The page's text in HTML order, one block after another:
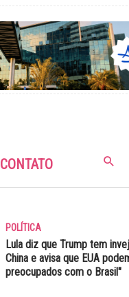
CONTATO
POLÍTICA
Lula diz que Trump tem
China e avisa que EUA
preocupados com o Brasil"